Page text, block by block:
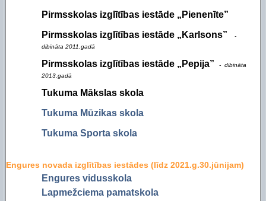
Pirmsskolas izglītības iestāde „Pienenīte”
Pirmsskolas izglītības iestāde „Karlsons”
-
dibināta 2011.gadā
Pirmsskolas izglītības iestāde „Pepija”
- dibināta
2013.gadā
Tukuma Mākslas skola
Tukuma Mūzikas skola
Tukuma Sporta skola
Engures novada izglītības iestādes (līdz 2021.g.30.jūnijam)
Engures vidusskola
Lapmežciema pamatskola